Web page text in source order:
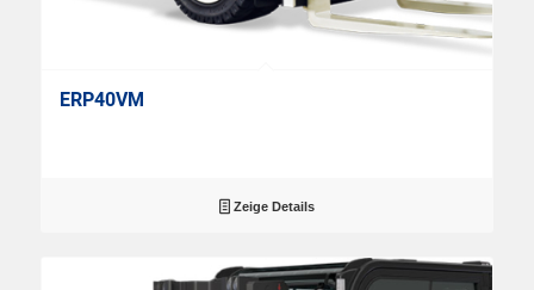
ERP40VM
Zeige Details